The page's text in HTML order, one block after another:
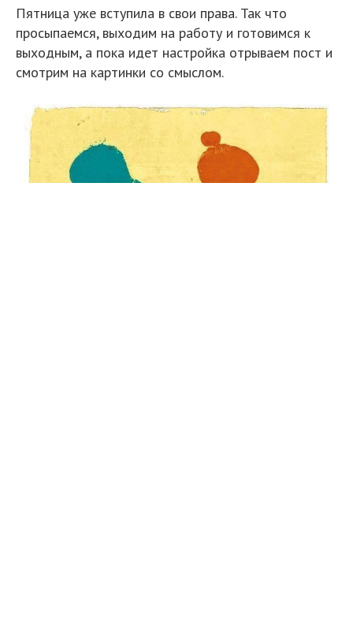
Пятница уже вступила в свои права. Так что
просыпаемся, выходим на работу и готовимся к
выходным, а пока идет настройка отрываем пост и
смотрим на картинки со смыслом.